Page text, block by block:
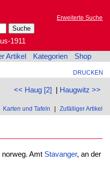
Erweiterte Suche
1911
Artikel Kategorien Shop
DRUCKEN
<< Haug [2] | Haugwitz >>
Karten und Tafeln Zufälliger Artikel
Amt Stavanger, an der